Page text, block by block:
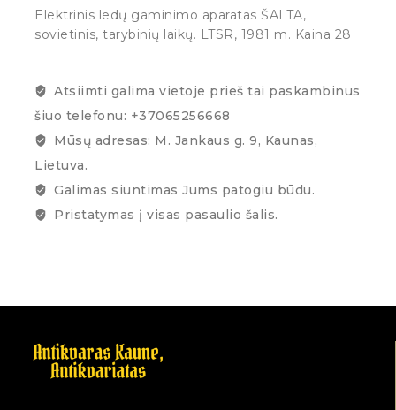
Elektrinis ledų gaminimo aparatas ŠALTA,
sovietinis, tarybinių laikų. LTSR, 1981 m. Kaina 28
Atsiimti galima vietoje prieš tai paskambinus
šiuo telefonu: +37065256668
Mūsų adresas: M. Jankaus g. 9, Kaunas,
Lietuva.
Galimas siuntimas Jums patogiu būdu.
Pristatymas į visas pasaulio šalis.